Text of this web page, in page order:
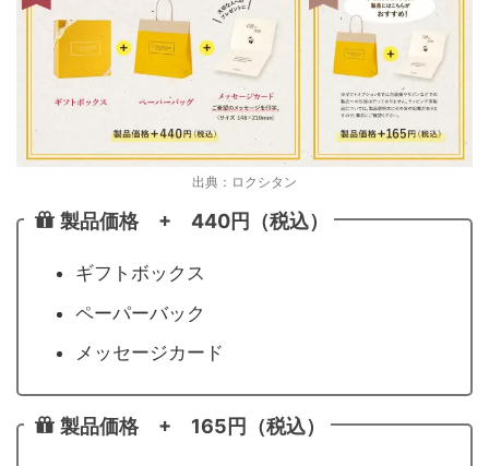
出典：ロクシタン
製品価格 + 440円（税込）
ギフトボックス
ペーパーバック
メッセージカード
製品価格 + 165円（税込）